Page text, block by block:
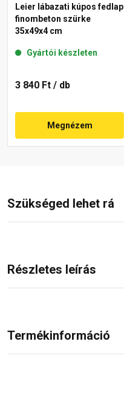
Leier lábazati kúpos fedlap
finombeton szürke
35x49x4 cm
Gyártói készleten
3 840 Ft / db
Megnézem
Szükséged lehet rá
Részletes leírás
Termékinformáció